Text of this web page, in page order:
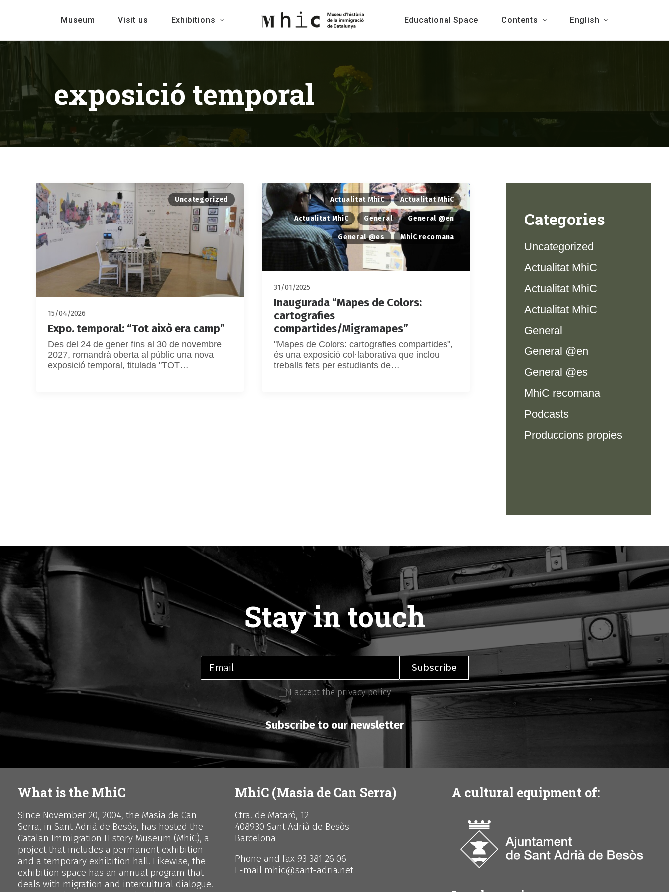
Museum Visit us Exhibitions Educational Space Contents English
exposició temporal
Uncategorized
15/04/2026
Expo. temporal: “Tot això era camp”
Des del 24 de gener fins al 30 de novembre
2027, romandrà oberta al pùblic una nova
exposició temporal, titulada "TOT…
Actualitat MhiC Actualitat MhiC
Actualitat MhiC General General @en
General @es MhiC recomana
31/01/2025
Inaugurada “Mapes de Colors:
cartografies
compartides/Migramapes”
"Mapes de Colors: cartografies compartides",
és una exposició col·laborativa que inclou
treballs fets per estudiants de…
Categories
Uncategorized
Actualitat MhiC
Actualitat MhiC
Actualitat MhiC
General
General @en
General @es
MhiC recomana
Podcasts
Produccions propies
Stay in touch
I accept the privacy policy
Subscribe to our newsletter
What is the MhiC
Since November 20, 2004, the Masia de Can
Serra, in Sant Adrià de Besòs, has hosted the
Catalan Immigration History Museum (MhiC), a
project that includes a permanent exhibition
and a temporary exhibition hall. Likewise, the
exhibition space has an annual program that
deals with migration and intercultural dialogue.
MhiC (Masia de Can Serra)
Ctra. de Mataró, 12
408930 Sant Adrià de Besòs
Barcelona
Phone and fax 93 381 26 06
E-mail mhic@sant-adria.net
A cultural equipment of: